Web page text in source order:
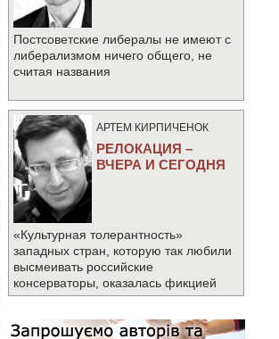
Постсоветские либералы не имеют с
либерализмом ничего общего, не
считая названия
АРТЕМ КИРПИЧЕНОК
РЕЛОКАЦИЯ –
ВЧЕРА И СЕГОДНЯ
«Культурная толерантность»
западных стран, которую так любили
высмеивать российские
консерваторы, оказалась фикцией